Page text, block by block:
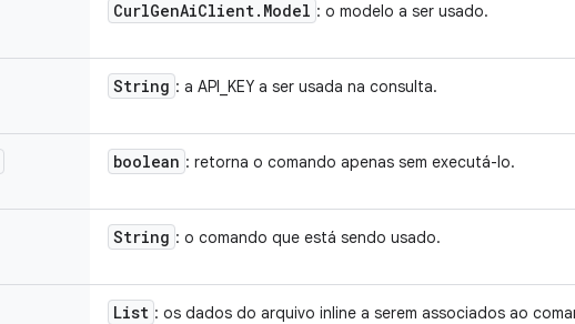
CurlGenAiClient. Model : o modelo a ser usado.
String : a API_KEY a ser usada na consulta.
boolean : retorna o comando apenas sem executá-lo.
String : o comando que está sendo usado.
List : os dados do arquivo inline a serem associados ao